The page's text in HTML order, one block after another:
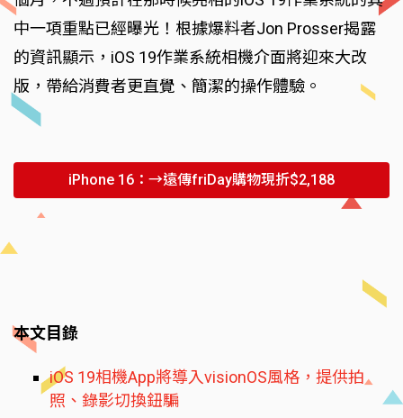
中一項重點已經曝光！根據爆料者Jon Prosser揭露
的資訊顯示，iOS 19作業系統相機介面將迎來大改
版，帶給消費者更直覺、簡潔的操作體驗。
iPhone 16：→遠傳friDay購物現折$2,188
本文目錄
iOS 19相機App將導入visionOS風格，提供拍
照、錄影切換鈕騙